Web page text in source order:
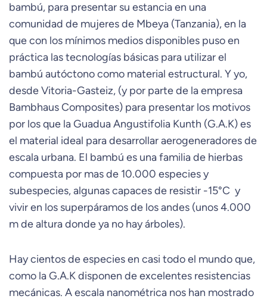
bambú, para presentar su estancia en una
comunidad de mujeres de Mbeya (Tanzania), en la
que con los mínimos medios disponibles puso en
práctica las tecnologías básicas para utilizar el
bambú autóctono como material estructural. Y yo,
desde Vitoria-Gasteiz, (y por parte de la empresa
Bambhaus Composites) para presentar los motivos
por los que la Guadua Angustifolia Kunth (G.A.K) es
el material ideal para desarrollar aerogeneradores de
escala urbana. El bambú es una familia de hierbas
compuesta por mas de 10.000 especies y
subespecies, algunas capaces de resistir -15°C y
vivir en los superpáramos de los andes (unos 4.000
m de altura donde ya no hay árboles).
Hay cientos de especies en casi todo el mundo que,
como la G.A.K disponen de excelentes resistencias
mecánicas. A escala nanométrica nos han mostrado